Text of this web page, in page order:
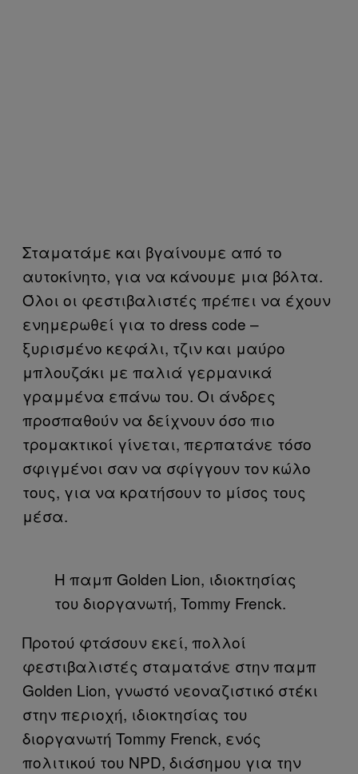
Σταματάμε και βγαίνουμε από το
αυτοκίνητο, για να κάνουμε μια βόλτα.
Όλοι οι φεστιβαλιστές πρέπει να έχουν
ενημερωθεί για το dress code –
ξυρισμένο κεφάλι, τζιν και μαύρο
μπλουζάκι με παλιά γερμανικά
γραμμένα επάνω του. Οι άνδρες
προσπαθούν να δείχνουν όσο πιο
τρομακτικοί γίνεται, περπατάνε τόσο
σφιγμένοι σαν να σφίγγουν τον κώλο
τους, για να κρατήσουν το μίσος τους
μέσα.
Η παμπ Golden Lion, ιδιοκτησίας
του διοργανωτή, Tommy Frenck.
Προτού φτάσουν εκεί, πολλοί
φεστιβαλιστές σταματάνε στην παμπ
Golden Lion, γνωστό νεοναζιστικό στέκι
στην περιοχή, ιδιοκτησίας του
διοργανωτή Tommy Frenck, ενός
πολιτικού του NPD, διάσημου για την